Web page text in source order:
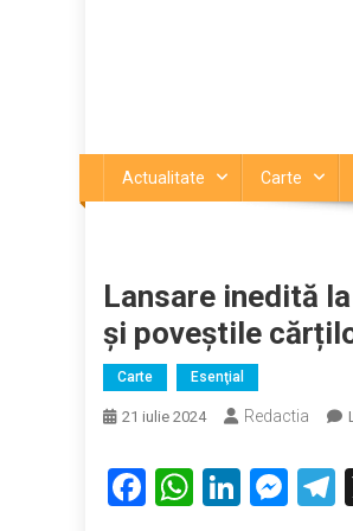
Actualitate Carte
Lansare inedită
și poveștile
Carte Esenţial
21 iulie 2024 Redactia
Facebook